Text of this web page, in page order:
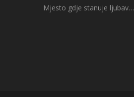
Mjesto gdje stanuje ljubav…